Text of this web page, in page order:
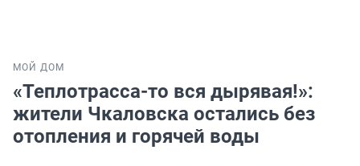
МОЙ ДОМ
«Теплотрасса-то вся дырявая!»:
жители Чкаловска остались без
отопления и горячей воды